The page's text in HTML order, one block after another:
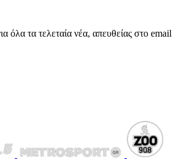
όλα τα τελεταία νέα, απευθείας στο email